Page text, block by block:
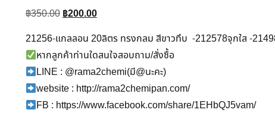
฿350.00฿200.00
21256-แกลลอน 20ลิตร ทรงกลม สีขาวทึบ -212578จุกใส -
หากลูกค้าท่านใดสนใจสอบถาม/สั่งซื้อ
LINE : @rama2chemi(มี@นะคะ)
website : http://rama2chemipan.com/
FB : https://www.facebook.com/share/1EHbQJ5vam/